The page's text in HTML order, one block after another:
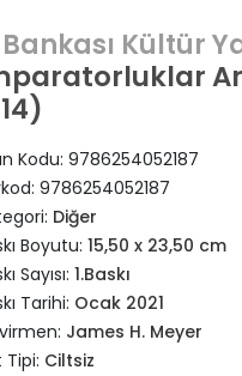
Kültür
Kodu: 9786254052187
9786254052187
Diğer
Boyutu: 15,50 x 23,50 cm
Sayısı: 1.Baskı
Tarihi: Ocak 2021
James H. Meyer
Tipi: Ciltsiz